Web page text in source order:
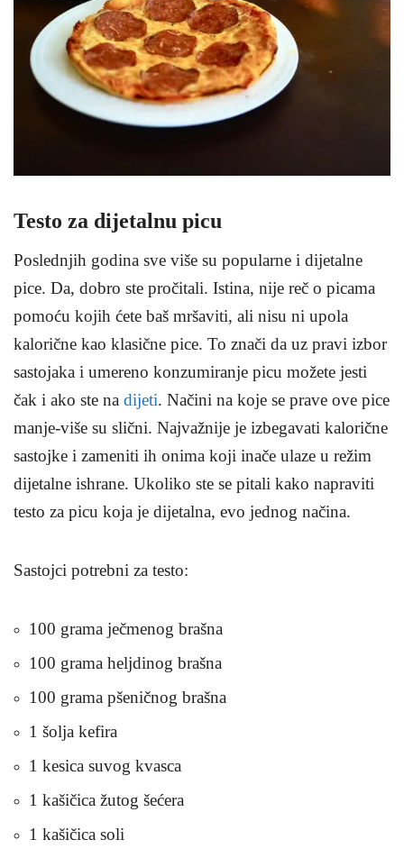
Testo za dijetalnu picu
Poslednjih godina sve više su popularne i dijetalne
pice. Da, dobro ste pročitali. Istina, nije reč o picama
pomoću kojih ćete baš mršaviti, ali nisu ni upola
kalorične kao klasične pice. To znači da uz pravi izbor
sastojaka i umereno konzumiranje picu možete jesti
čak i ako ste na dijeti. Načini na koje se prave ove pice
manje-više su slični. Najvažnije je izbegavati kalorične
sastojke i zameniti ih onima koji inače ulaze u režim
dijetalne ishrane. Ukoliko ste se pitali kako napraviti
testo za picu koja je dijetalna, evo jednog načina.
Sastojci potrebni za testo:
100 grama ječmenog brašna
100 grama heljdinog brašna
100 grama pšeničnog brašna
1 šolja kefira
1 kesica suvog kvasca
1 kašičica žutog šećera
1 kašičica soli